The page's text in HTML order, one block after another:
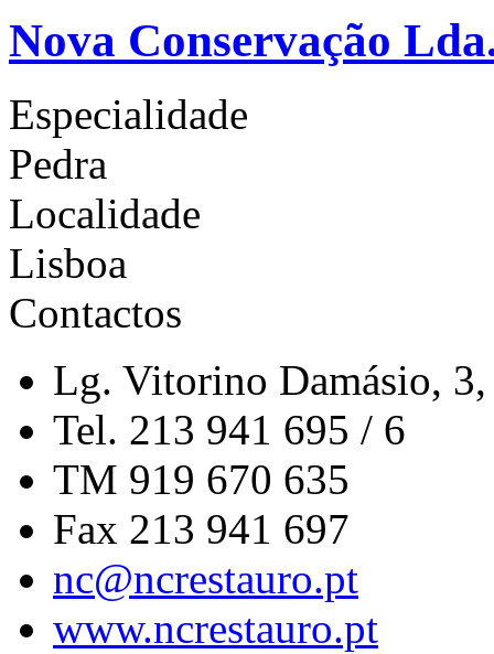
Nova Conservação
Especialidade
Pedra
Localidade
Lisboa
Contactos
Lg. Vitorino Damásio,
Tel. 213 941 695 / 6
TM 919 670 635
Fax 213 941 697
nc@ncrestauro.pt
www.ncrestauro.pt